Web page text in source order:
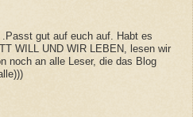
gut auf euch auf. Habt es
WILL UND WIR LEBEN, lesen wir
noch an alle Leser, die das Blog